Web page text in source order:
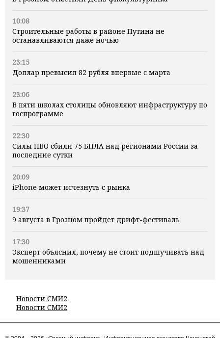
10:08
Строительные работы в районе Путина не
останавливаются даже ночью
23:15
Доллар превысил 82 рубля впервые с марта
23:06
В пяти школах столицы обновляют инфраструктуру по
госпрограмме
22:30
Силы ПВО сбили 75 БПЛА над регионами России за
последние сутки
20:09
iPhone может исчезнуть с рынка
19:37
9 августа в Грозном пройдет дрифт-фестиваль
17:30
Эксперт объяснил, почему не стоит подшучивать над
мошенниками
Новости СМИ2
Новости СМИ2